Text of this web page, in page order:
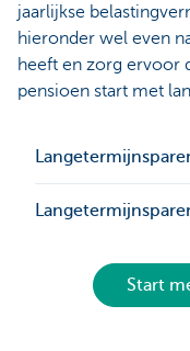
jaarlijkse
hieronder wel even
heeft en zorg ervoor
pensioen start met
Start